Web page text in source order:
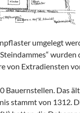
umgelegt
wurden
von Extradiensten
Bauernstellen. Das
stammt von 1312.